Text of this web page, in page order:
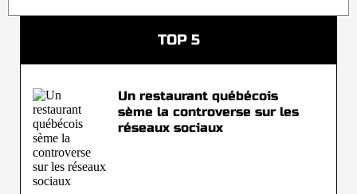
TOP 5
Un restaurant québécois
sème la controverse sur les
réseaux sociaux